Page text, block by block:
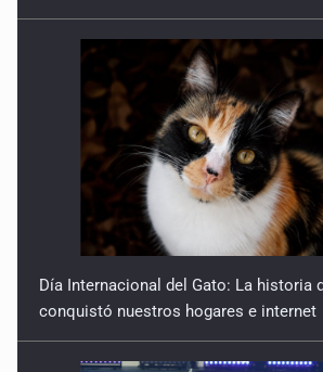
Día Internacional del Gato: La historia
conquistó nuestros hogares e internet